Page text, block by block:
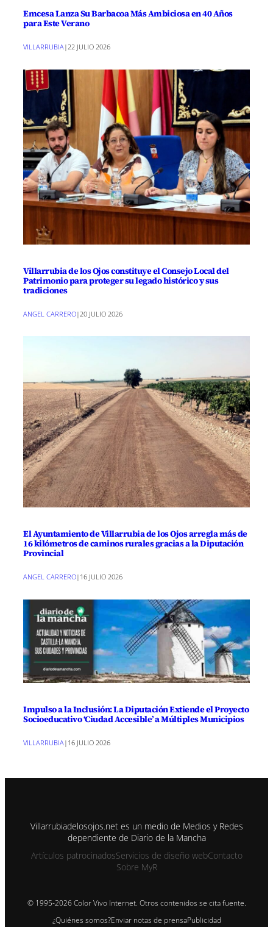
Emcesa Lanza Su Barbacoa Más Ambiciosa en 40 Años
para Este Verano
VILLARRUBIA|22 JULIO 2026
Villarrubia de los Ojos constituye el Consejo Local del
Patrimonio para proteger su legado histórico y sus
tradiciones
ANGEL CARRERO| 20 JULIO 2026
El Ayuntamiento de Villarrubia de los Ojos arregla más de
16 kilómetros de caminos rurales gracias a la Diputación
Provincial
ANGEL CARRERO| 16 JULIO 2026
Impulso a la Inclusión: La Diputación Extiende el Proyecto
Socioeducativo ‘Ciudad Accesible’ a Múltiples Municipios
VILLARRUBIA| 16 JULIO 2026
Villarrubiadelosojos.net es un medio de Medios y Redes
dependiente de Diario de la Mancha
Artículos patrocinadosServicios de diseño webContacto
Sobre MyR
© 1995-2026 Color Vivo Internet. Otros contenidos se cita fuente.
¿Quiénes somos?Enviar notas de prensaPublicidad